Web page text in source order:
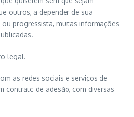
outros, a depender de sua
progressista, muitas informações
legal.
as redes sociais e serviços de
contrato de adesão, com diversas